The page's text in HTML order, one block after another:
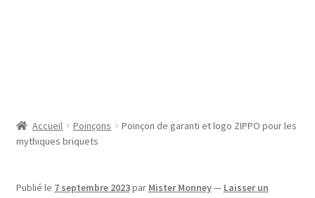
Accueil Poinçons
Poinçon de garanti et logo ZIPPO pour les
mythiques briquets
Publié le 7 septembre 2023par Mister Monney— Laisser un